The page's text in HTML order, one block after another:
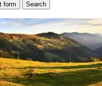
form Search